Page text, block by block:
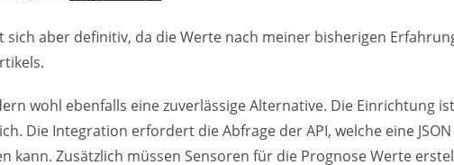
aber definitiv, da die Werte nach meiner bisherigen
wohl ebenfalls eine zuverlässige Alternative. Die Einrichtung
Die Integration erfordert die Abfrage der API, welche eine
kann. Zusätzlich müssen Sensoren für die Prognose Werte